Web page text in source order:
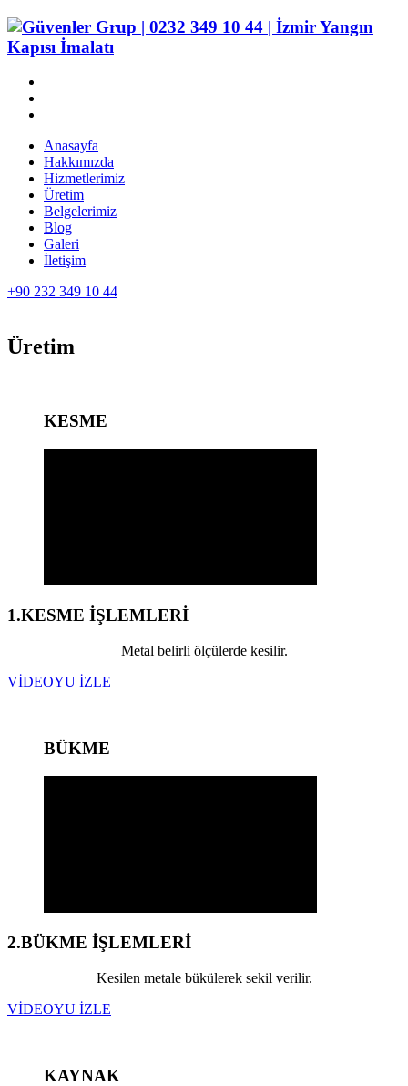
Anasayfa
Hakkımızda
Hizmetlerimiz
Üretim
Belgelerimiz
Blog
Galeri
İletişim
+90 232 349 10 44
Üretim
KESME
1.KESME İŞLEMLERİ
Metal belirli ölçülerde kesilir.
VİDEOYU İZLE
BÜKME
2.BÜKME İŞLEMLERİ
Kesilen metale bükülerek sekil verilir.
VİDEOYU İZLE
KAYNAK